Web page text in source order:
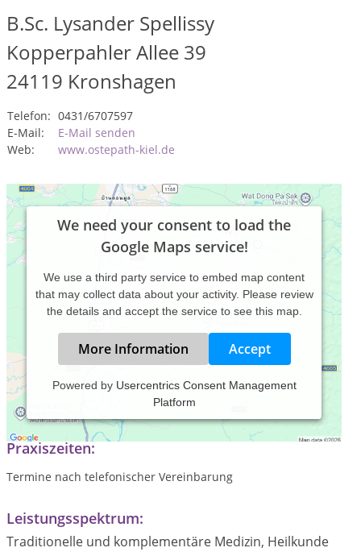
B.Sc. Lysander Spellissy
Kopperpahler Allee 39
24119 Kronshagen
Telefon: 0431/6707597
E-Mail:
E-Mail senden
Web:
www.ostepath-kiel.de
We need your consent to load the
Google Maps service!
We use a third party service to embed map content
that may collect data about your activity. Please review
the details and accept the service to see this map.
More Information Accept
Powered by Usercentrics Consent Management
Platform
Ärztliche Praxis mit Schwerpunkt Osteopathie
Praxiszeiten:
Termine nach telefonischer Vereinbarung
Leistungsspektrum:
Traditionelle und komplementäre Medizin, Heilkunde